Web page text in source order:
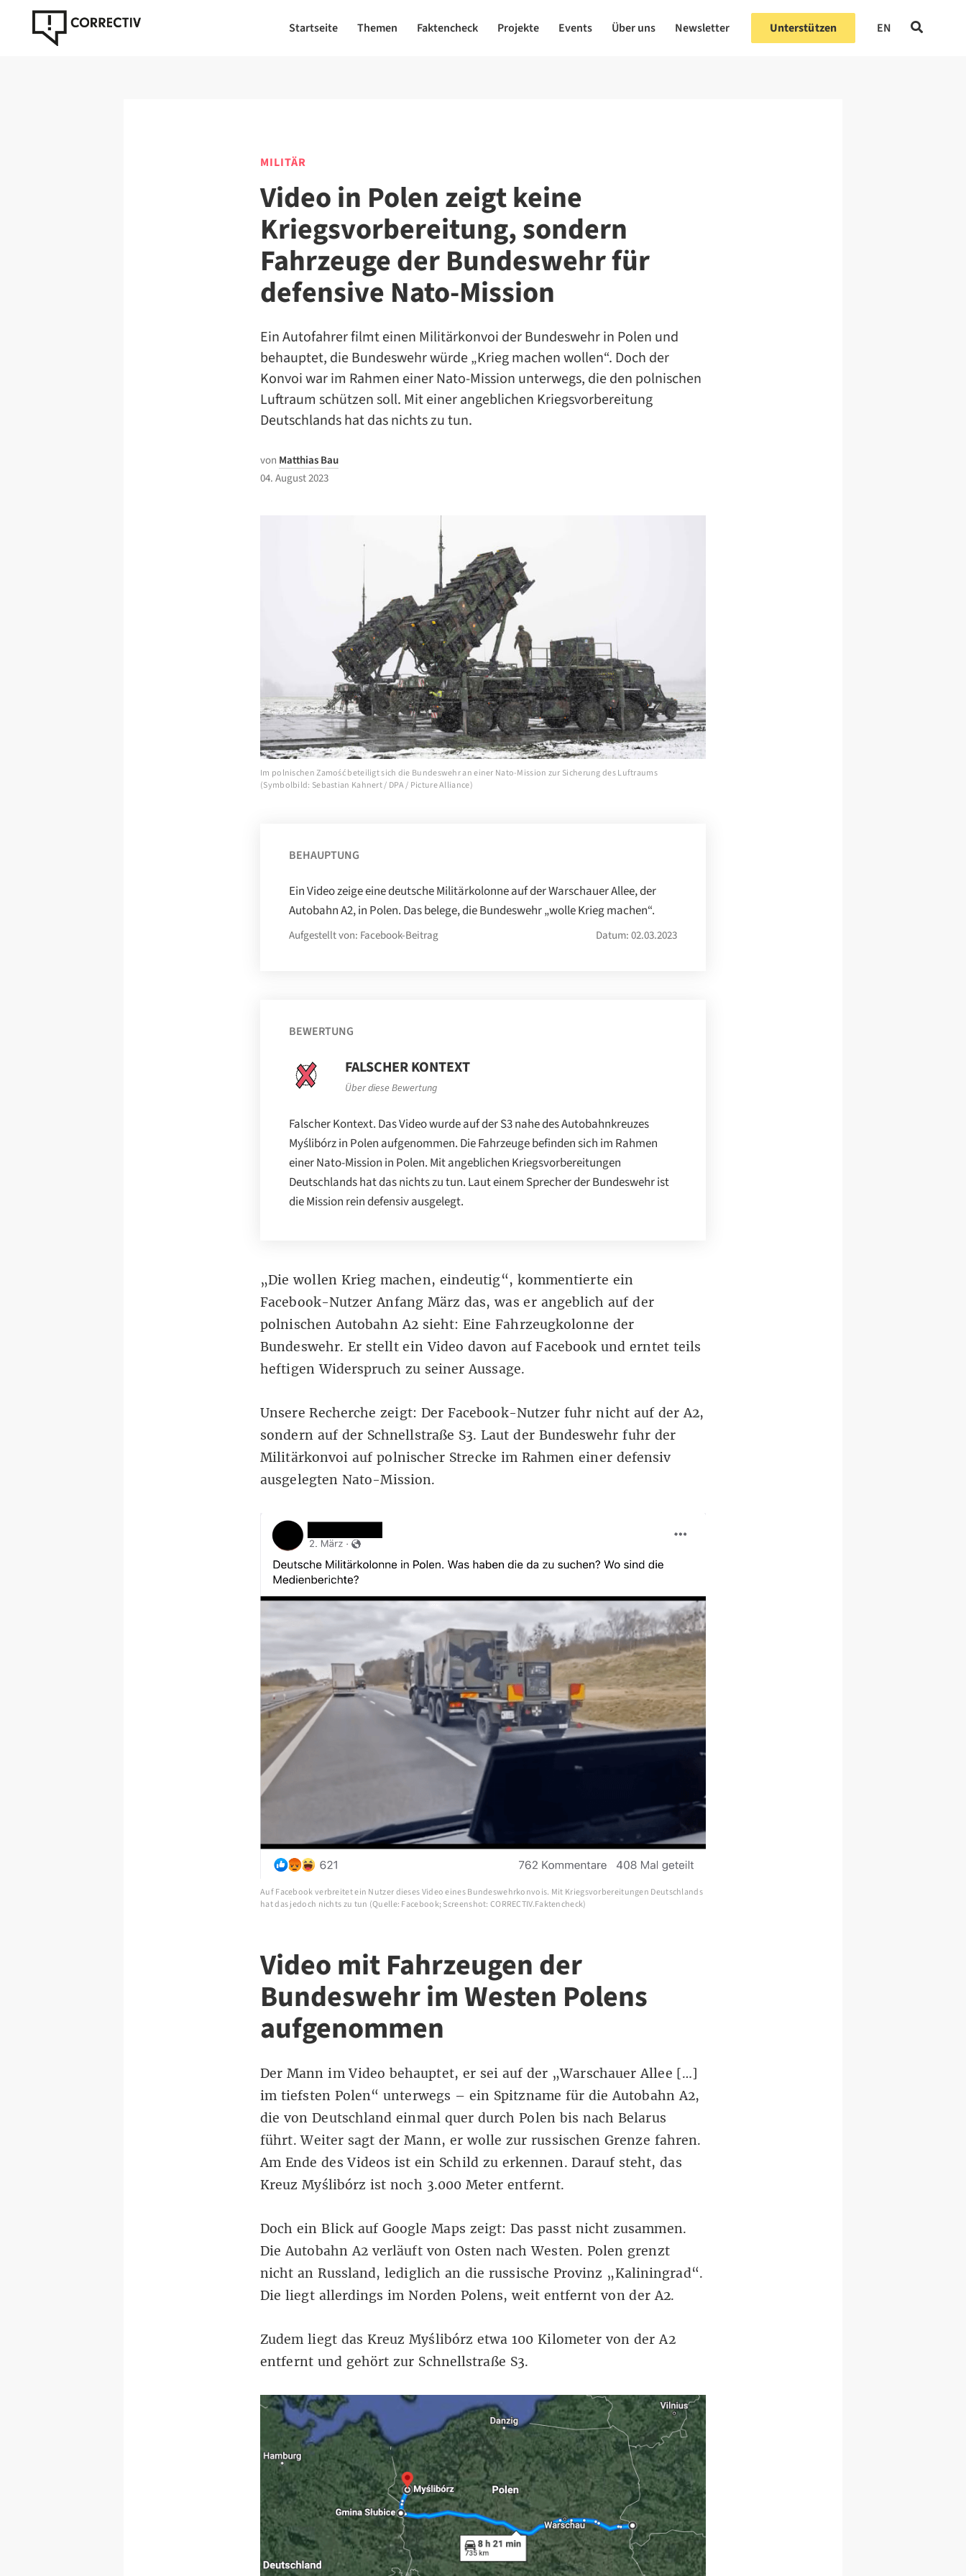
Startseite Themen Faktencheck Projekte Events Über uns Newsletter Unterstützen EN
MILITÄR
Video in Polen zeigt keine
Kriegsvorbereitung, sondern
Fahrzeuge der Bundeswehr für
defensive Nato-Mission
Ein Autofahrer filmt einen Militärkonvoi der Bundeswehr in Polen und
behauptet, die Bundeswehr würde „Krieg machen wollen“. Doch der
Konvoi war im Rahmen einer Nato-Mission unterwegs, die den polnischen
Luftraum schützen soll. Mit einer angeblichen Kriegsvorbereitung
Deutschlands hat das nichts zu tun.
von Matthias Bau
04. August 2023
Im polnischen Zamość beteiligt sich die Bundeswehr an einer Nato-Mission zur Sicherung des Luftraums
(Symbolbild: Sebastian Kahnert / DPA / Picture Alliance)
BEHAUPTUNG
Ein Video zeige eine deutsche Militärkolonne auf der Warschauer Allee, der
Autobahn A2, in Polen. Das belege, die Bundeswehr „wolle Krieg machen“.
Aufgestellt von: Facebook-Beitrag Datum: 02.03.2023
BEWERTUNG
FALSCHER KONTEXT
Über diese Bewertung
Falscher Kontext. Das Video wurde auf der S3 nahe des Autobahnkreuzes
Myślibórz in Polen aufgenommen. Die Fahrzeuge befinden sich im Rahmen
einer Nato-Mission in Polen. Mit angeblichen Kriegsvorbereitungen
Deutschlands hat das nichts zu tun. Laut einem Sprecher der Bundeswehr ist
die Mission rein defensiv ausgelegt.
„Die wollen Krieg machen, eindeutig“, kommentierte ein
Facebook-Nutzer Anfang März das, was er angeblich auf der
polnischen Autobahn A2 sieht: Eine Fahrzeugkolonne der
Bundeswehr. Er stellt ein Video davon auf Facebook und erntet teils
heftigen Widerspruch zu seiner Aussage.
Unsere Recherche zeigt: Der Facebook-Nutzer fuhr nicht auf der A2,
sondern auf der Schnellstraße S3. Laut der Bundeswehr fuhr der
Militärkonvoi auf polnischer Strecke im Rahmen einer defensiv
ausgelegten Nato-Mission.
Auf Facebook verbreitet ein Nutzer dieses Video eines Bundeswehrkonvois. Mit Kriegsvorbereitungen Deutschlands
hat das jedoch nichts zu tun (Quelle: Facebook; Screenshot: CORRECTIV.Faktencheck)
Video mit Fahrzeugen der
Bundeswehr im Westen Polens
aufgenommen
Der Mann im Video behauptet, er sei auf der „Warschauer Allee […]
im tiefsten Polen“ unterwegs – ein Spitzname für die Autobahn A2,
die von Deutschland einmal quer durch Polen bis nach Belarus
führt. Weiter sagt der Mann, er wolle zur russischen Grenze fahren.
Am Ende des Videos ist ein Schild zu erkennen. Darauf steht, das
Kreuz Myślibórz ist noch 3.000 Meter entfernt.
Doch ein Blick auf Google Maps zeigt: Das passt nicht zusammen.
Die Autobahn A2 verläuft von Osten nach Westen. Polen grenzt
nicht an Russland, lediglich an die russische Provinz „Kaliningrad“.
Die liegt allerdings im Norden Polens, weit entfernt von der A2.
Zudem liegt das Kreuz Myślibórz etwa 100 Kilometer von der A2
entfernt und gehört zur Schnellstraße S3.